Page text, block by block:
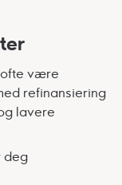
ofte være
refinansiering
lavere
deg